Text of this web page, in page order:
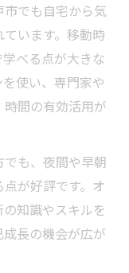
でも自宅から気
います。移動時
べる点が大きな
使い、専門家や
間の有効活用が
も、夜間や早朝
が好評です。オ
知識やスキルを
長の機会が広が